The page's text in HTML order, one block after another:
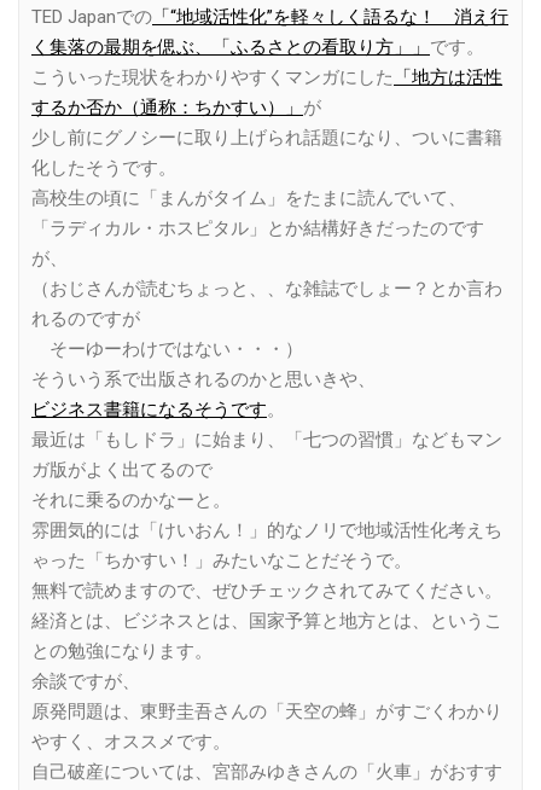
TED Japanでの 「“地域活性化”を軽々しく語るな！ 消え行
く集落の最期を偲ぶ、「ふるさとの看取り方」」 です。
こういった現状をわかりやすくマンガにした
「地方は活性
するか否か（通称：ちかすい）」 が
少し前にグノシーに取り上げられ話題になり、ついに書籍
化したそうです。
高校生の頃に「まんがタイム」をたまに読んでいて、
「ラディカル・ホスピタル」とか結構好きだったのです
が、
（おじさんが読むちょっと、、な雑誌でしょー？とか言わ
れるのですが
そーゆーわけではない・・・）
そういう系で出版されるのかと思いきや、
ビジネス書籍になるそうです。
最近は「もしドラ」に始まり、「七つの習慣」などもマン
ガ版がよく出てるので
それに乗るのかなーと。
雰囲気的には「けいおん！」的なノリで地域活性化考えち
ゃった「ちかすい！」みたいなことだそうで。
無料で読めますので、ぜひチェックされてみてください。
経済とは、ビジネスとは、国家予算と地方とは、というこ
との勉強になります。
余談ですが、
原発問題は、東野圭吾さんの「天空の蜂」がすごくわかり
やすく、オススメです。
自己破産については、宮部みゆきさんの「火車」がおすす